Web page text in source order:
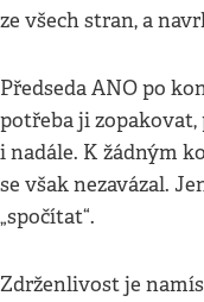
ze všech stran, a
Předseda ANO po
potřeba ji zopakovat,
i nadále. K žádným
se však nezavázal.
„spočítat“.
Zdrženlivost je